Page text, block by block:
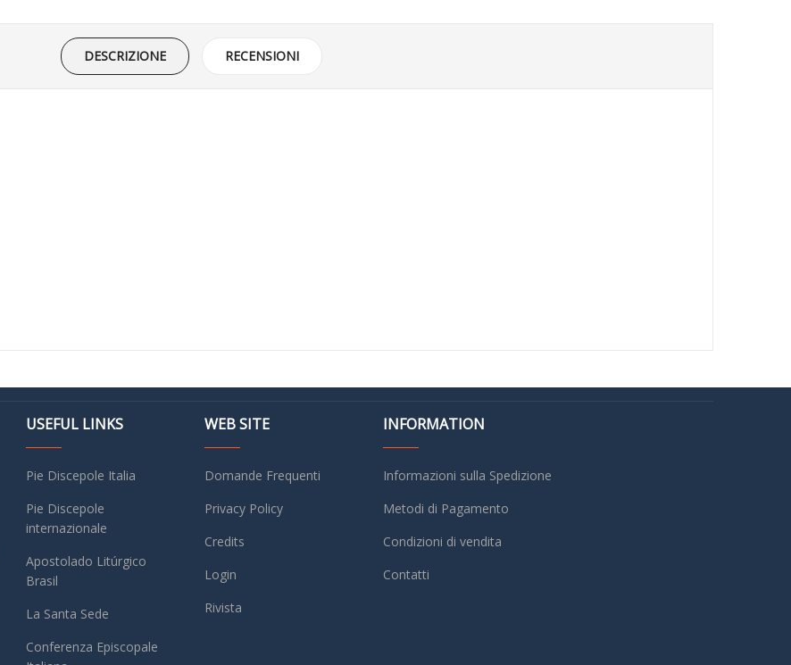
DESCRIZIONE RECENSIONI
USEFUL LINKS
Pie Discepole Italia
Pie Discepole
internazionale
Apostolado Litúrgico
Brasil
La Santa Sede
Conferenza Episcopale
WEB SITE
Domande Frequenti
Privacy Policy
Credits
Login
Rivista
INFORMATION
Informazioni sulla Spedizione
Metodi di Pagamento
Condizioni di vendita
Contatti